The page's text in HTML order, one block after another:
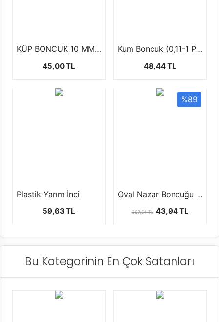
KÜP BONCUK 10 MM (100 GR)
45,00 TL
Kum Boncuk (0,11-1 Paket-12 dizi)
48,44 TL
Plastik Yarım İnci
59,63 TL
%89
Oval Nazar Boncuğu 4 faklı boyutta ( 1 paket 100 ad )
397,54 TL 43,94 TL
Bu Kategorinin En Çok Satanları